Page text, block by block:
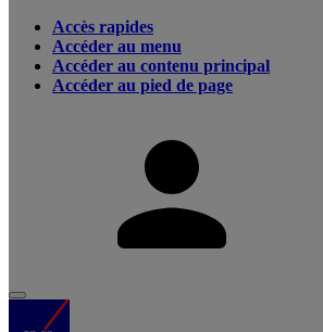
Accès rapides
Accéder au menu
Accéder au contenu principal
Accéder au pied de page